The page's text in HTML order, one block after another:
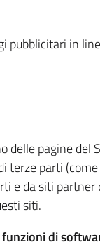
pubblicitari in
pagine
parti
e da siti
siti.
di